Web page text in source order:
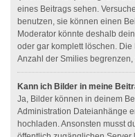
eines Beitrags sehen.
benutzen, sie können einen
Moderator könnte deshalb
oder gar komplett löschen.
Anzahl der Smilies
Kann ich Bilder in meine
Ja, Bilder können in deinem
Administration Dateianhänge
hochladen. Ansonsten musst